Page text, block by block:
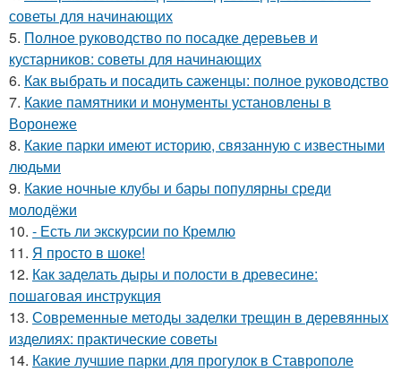
советы для начинающих
5. Полное руководство по посадке деревьев и
кустарников: советы для начинающих
6. Как выбрать и посадить саженцы: полное руководство
7. Какие памятники и монументы установлены в
Воронеже
8. Какие парки имеют историю, связанную с известными
людьми
9. Какие ночные клубы и бары популярны среди
молодёжи
10. - Есть ли экскурсии по Кремлю
11. Я просто в шоке!
12. Как заделать дыры и полости в древесине:
пошаговая инструкция
13. Современные методы заделки трещин в деревянных
изделиях: практические советы
14. Какие лучшие парки для прогулок в Ставрополе